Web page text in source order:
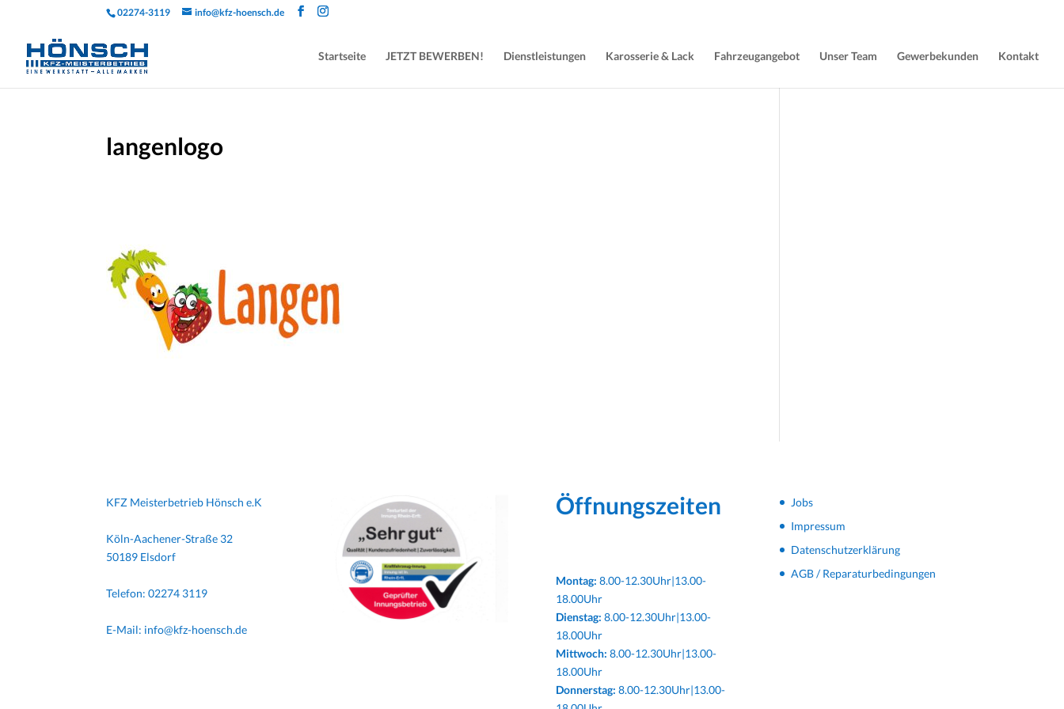
02274-3119 info@kfz-hoensch.de
Startseite JETZT BEWERBEN! Dienstleistungen Karosserie & Lack Fahrzeugangebot Unser Team Gewerbekunden Kontakt
langenlogo
KFZ Meisterbetrieb Hönsch e.K
Köln-Aachener-Straße 32
50189 Elsdorf
Telefon: 02274 3119
E-Mail: info@kfz-hoensch.de
Öffnungszeiten
Montag: 8.00-12.30Uhr|13.00-
18.00Uhr
Dienstag: 8.00-12.30Uhr|13.00-
18.00Uhr
Mittwoch: 8.00-12.30Uhr|13.00-
18.00Uhr
Donnerstag: 8.00-12.30Uhr|13.00-
Jobs
Impressum
Datenschutzerklärung
AGB / Reparaturbedingungen